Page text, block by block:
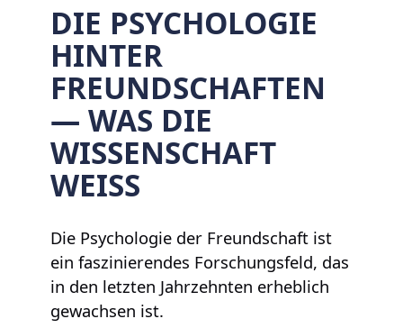
DIE PSYCHOLOGIE
HINTER
FREUNDSCHAFTEN
— WAS DIE
WISSENSCHAFT
WEISS
Die Psychologie der Freundschaft ist
ein faszinierendes Forschungsfeld, das
in den letzten Jahrzehnten erheblich
gewachsen ist.